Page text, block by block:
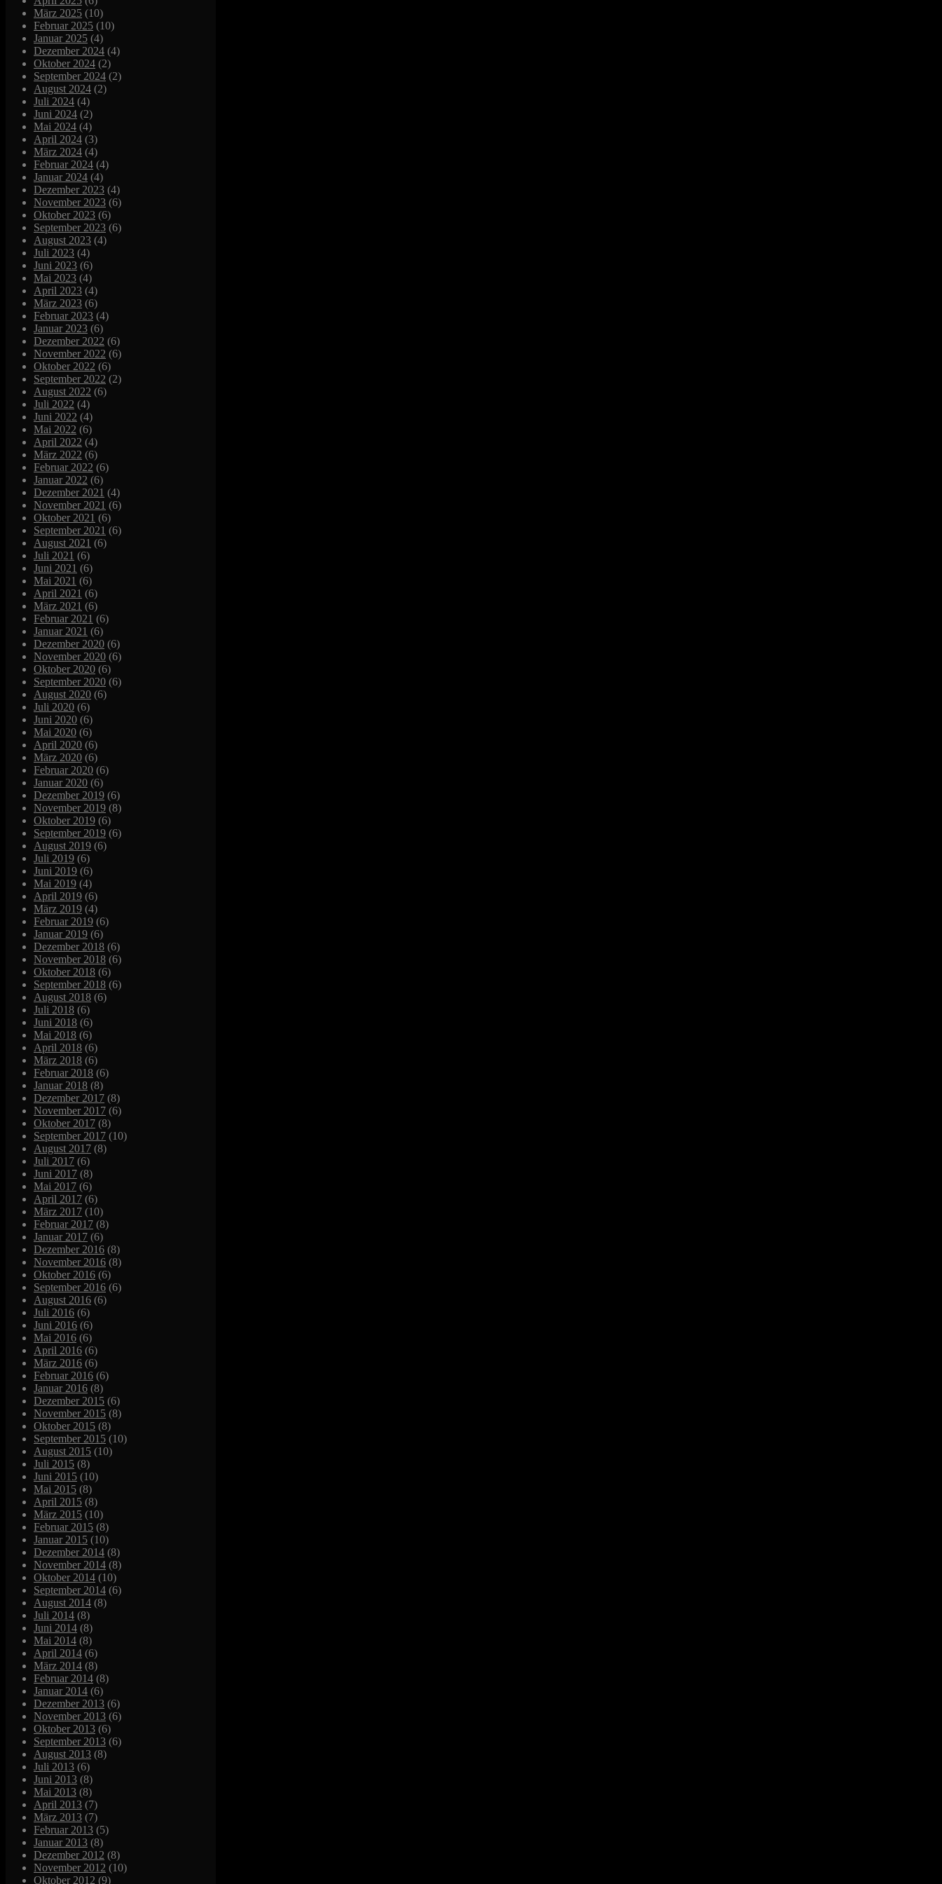
März 2025 (10)
Februar 2025 (10)
Januar 2025 (4)
Dezember 2024 (4)
Oktober 2024 (2)
September 2024 (2)
August 2024 (2)
Juli 2024 (4)
Juni 2024 (2)
Mai 2024 (4)
April 2024 (3)
März 2024 (4)
Februar 2024 (4)
Januar 2024 (4)
Dezember 2023 (4)
November 2023 (6)
Oktober 2023 (6)
September 2023 (6)
August 2023 (4)
Juli 2023 (4)
Juni 2023 (6)
Mai 2023 (4)
April 2023 (4)
März 2023 (6)
Februar 2023 (4)
Januar 2023 (6)
Dezember 2022 (6)
November 2022 (6)
Oktober 2022 (6)
September 2022 (2)
August 2022 (6)
Juli 2022 (4)
Juni 2022 (4)
Mai 2022 (6)
April 2022 (4)
März 2022 (6)
Februar 2022 (6)
Januar 2022 (6)
Dezember 2021 (4)
November 2021 (6)
Oktober 2021 (6)
September 2021 (6)
August 2021 (6)
Juli 2021 (6)
Juni 2021 (6)
Mai 2021 (6)
April 2021 (6)
März 2021 (6)
Februar 2021 (6)
Januar 2021 (6)
Dezember 2020 (6)
November 2020 (6)
Oktober 2020 (6)
September 2020 (6)
August 2020 (6)
Juli 2020 (6)
Juni 2020 (6)
Mai 2020 (6)
April 2020 (6)
März 2020 (6)
Februar 2020 (6)
Januar 2020 (6)
Dezember 2019 (6)
November 2019 (8)
Oktober 2019 (6)
September 2019 (6)
August 2019 (6)
Juli 2019 (6)
Juni 2019 (6)
Mai 2019 (4)
April 2019 (6)
März 2019 (4)
Februar 2019 (6)
Januar 2019 (6)
Dezember 2018 (6)
November 2018 (6)
Oktober 2018 (6)
September 2018 (6)
August 2018 (6)
Juli 2018 (6)
Juni 2018 (6)
Mai 2018 (6)
April 2018 (6)
März 2018 (6)
Februar 2018 (6)
Januar 2018 (8)
Dezember 2017 (8)
November 2017 (6)
Oktober 2017 (8)
September 2017 (10)
August 2017 (8)
Juli 2017 (6)
Juni 2017 (8)
Mai 2017 (6)
April 2017 (6)
März 2017 (10)
Februar 2017 (8)
Januar 2017 (6)
Dezember 2016 (8)
November 2016 (8)
Oktober 2016 (6)
September 2016 (6)
August 2016 (6)
Juli 2016 (6)
Juni 2016 (6)
Mai 2016 (6)
April 2016 (6)
März 2016 (6)
Februar 2016 (6)
Januar 2016 (8)
Dezember 2015 (6)
November 2015 (8)
Oktober 2015 (8)
September 2015 (10)
August 2015 (10)
Juli 2015 (8)
Juni 2015 (10)
Mai 2015 (8)
April 2015 (8)
März 2015 (10)
Februar 2015 (8)
Januar 2015 (10)
Dezember 2014 (8)
November 2014 (8)
Oktober 2014 (10)
September 2014 (6)
August 2014 (8)
Juli 2014 (8)
Juni 2014 (8)
Mai 2014 (8)
April 2014 (6)
März 2014 (8)
Februar 2014 (8)
Januar 2014 (6)
Dezember 2013 (6)
November 2013 (6)
Oktober 2013 (6)
September 2013 (6)
August 2013 (8)
Juli 2013 (6)
Juni 2013 (8)
Mai 2013 (8)
April 2013 (7)
März 2013 (7)
Februar 2013 (5)
Januar 2013 (8)
Dezember 2012 (8)
November 2012 (10)
Oktober 2012 (9)